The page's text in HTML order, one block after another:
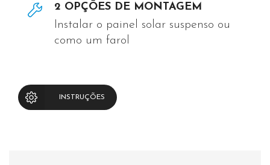
2 OPÇÕES DE MONTAGEM
Instalar o painel solar suspenso ou
como um farol
INSTRUÇÕES